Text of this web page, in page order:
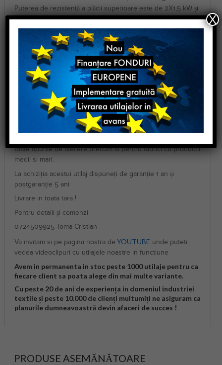
Puterea de rezistență a plăcii superioare este de 2X1,5 kW și
controlată prin termostat.
Are o construcție solidă și este ergonomică la utilizare.
Este conform cu normele CE.
Masa de calcat cu absorbtie pentru camasiMalkan
Masina este de calitate superioara, recomandata pentru
toate tipurile de ateliere precum si pentru fabrici cu productii
medii si mari.
Garantie & Livrare
Componenta : mașina de livrează completa
toate tipurile de ateliere precum si pentru fabrici cu productii
medii si mari.
La achiziția acestui utilaj dispuneți de garanție 1 an și
postgaranție 5 ani .
Livrare in toata tara !
Pentru detalii și comenzi
0724509925-Toma Cristian
Va invitam si pe pagina nostra de YOUTUBE unde puteti
vedea videoclipuri cu utilajele noastre in functiune
Avem in permanenta in stoc peste 1000 utilaje pentru ca
fiecare client sa poata alege din mai multe variante.
Cu peste 20 de ani de experiența in domeniul industriei
textile și peste 10.000 de clienți multumiți ne asiguram ca
planurile dumneavoastră devin afaceri de succes !
PRODUSE ASEMĂNĂTOARE
X